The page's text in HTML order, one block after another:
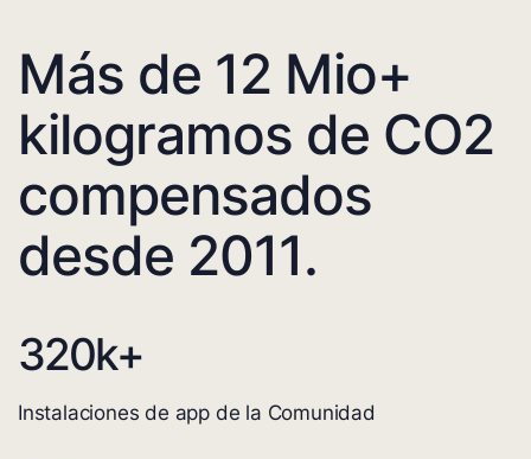
Más de 12 Mio+
kilogramos de CO2
compensados
desde 2011.
320k+
Instalaciones de app de la Comunidad